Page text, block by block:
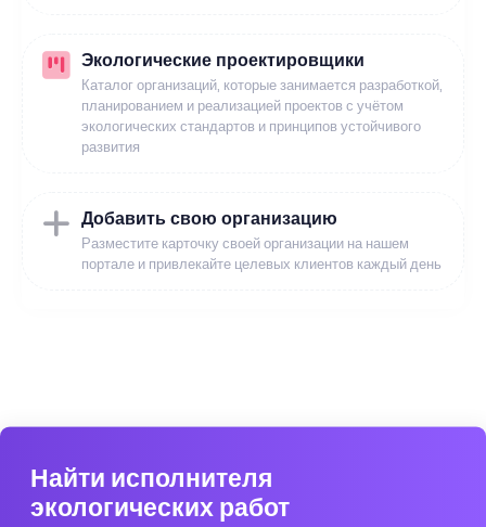
Экологические проектировщики
Каталог организаций, которые занимается разработкой,
планированием и реализацией проектов с учётом
экологических стандартов и принципов устойчивого
развития
Добавить свою организацию
Разместите карточку своей организации на нашем
портале и привлекайте целевых клиентов каждый день
Найти исполнителя
экологических работ